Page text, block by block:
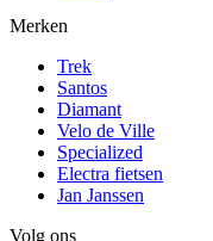
Merken
Trek
Santos
Diamant
Velo de Ville
Specialized
Electra fietsen
Jan Janssen
Volg ons